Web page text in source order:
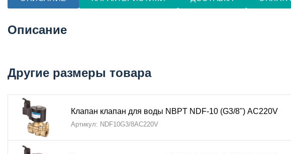
Описание
Другие размеры товара
Клапан клапан для воды NBPT NDF-10 (G3/8") АC220V
Артикул: NDF10G3/8AC220V